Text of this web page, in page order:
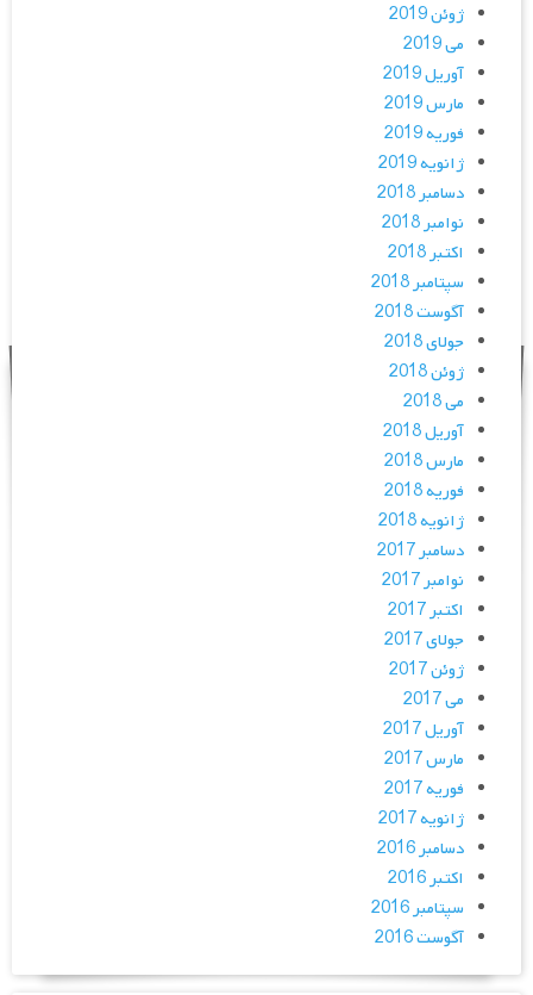
ژوئن 2019
می 2019
آوریل 2019
مارس 2019
فوریه 2019
ژانویه 2019
دسامبر 2018
نوامبر 2018
اکتبر 2018
سپتامبر 2018
آگوست 2018
جولای 2018
ژوئن 2018
می 2018
آوریل 2018
مارس 2018
فوریه 2018
ژانویه 2018
دسامبر 2017
نوامبر 2017
اکتبر 2017
جولای 2017
ژوئن 2017
می 2017
آوریل 2017
مارس 2017
فوریه 2017
ژانویه 2017
دسامبر 2016
اکتبر 2016
سپتامبر 2016
آگوست 2016